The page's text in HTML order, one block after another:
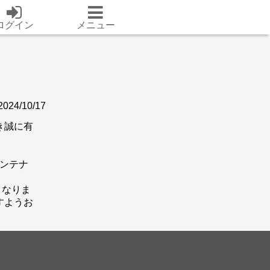
グイン メニュー
10/17
誠に有
テナ
りま
ようお